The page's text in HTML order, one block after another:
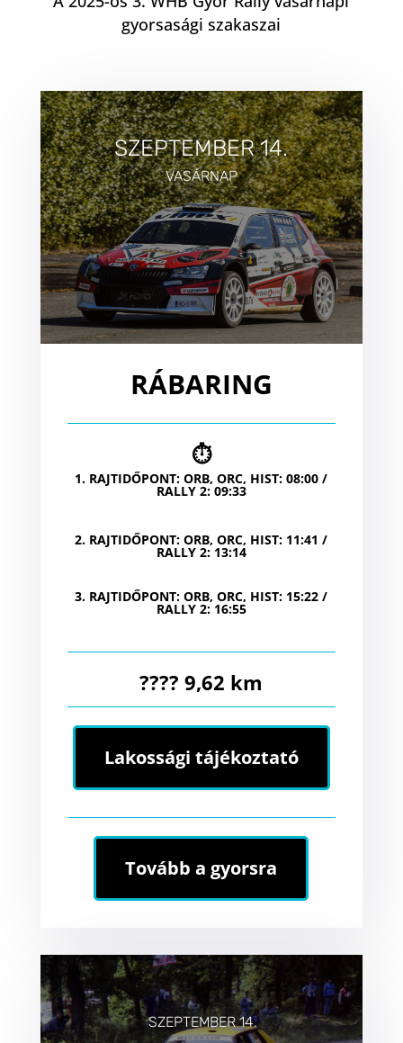
gyorsasági szakaszai
SZEPTEMBER 14.
VASÁRNAP
RÁBARING
⏱
1. RAJTIDŐPONT: ORB, ORC, HIST: 08:00 /
RALLY 2: 09:33
2. RAJTIDŐPONT: ORB, ORC, HIST: 11:41 /
RALLY 2: 13:14
3. RAJTIDŐPONT: ORB, ORC, HIST: 15:22 /
RALLY 2: 16:55
???? 9,62 km
Lakossági tájékoztató
Tovább a gyorsra
SZEPTEMBER 14.